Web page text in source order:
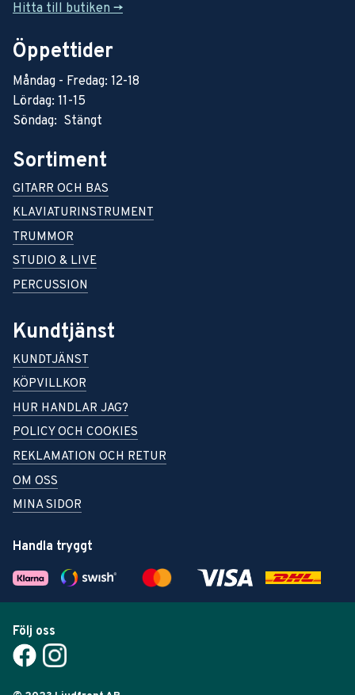
Hitta till butiken ->
Öppettider
Måndag - Fredag: 12-18
Lördag: 11-15
Söndag: Stängt
Sortiment
GITARR OCH BAS
KLAVIATURINSTRUMENT
TRUMMOR
STUDIO & LIVE
PERCUSSION
Kundtjänst
KUNDTJÄNST
KÖPVILLKOR
HUR HANDLAR JAG?
POLICY OCH COOKIES
REKLAMATION OCH RETUR
OM OSS
MINA SIDOR
Handla tryggt
Följ oss